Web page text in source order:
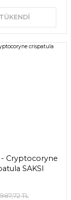
TÜKENDİ
Cryptocoryne
SAKSI
987,72 TL